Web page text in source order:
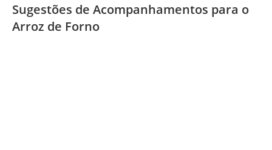
Sugestões de Acompanhamentos para o
Arroz de Forno